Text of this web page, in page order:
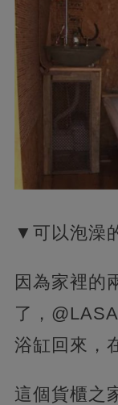
▼可以泡澡
因為家裡的
了，
浴缸回來，
這個貨櫃之